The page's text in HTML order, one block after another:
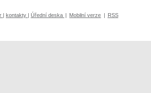
kontakty Úřední deska Mobilní verze RSS